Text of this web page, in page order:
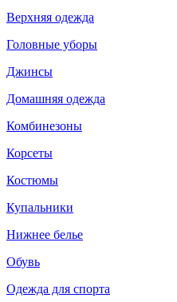
Верхняя одежда
Головные уборы
Джинсы
Домашняя одежда
Комбинезоны
Корсеты
Костюмы
Купальники
Нижнее белье
Обувь
Одежда для спорта